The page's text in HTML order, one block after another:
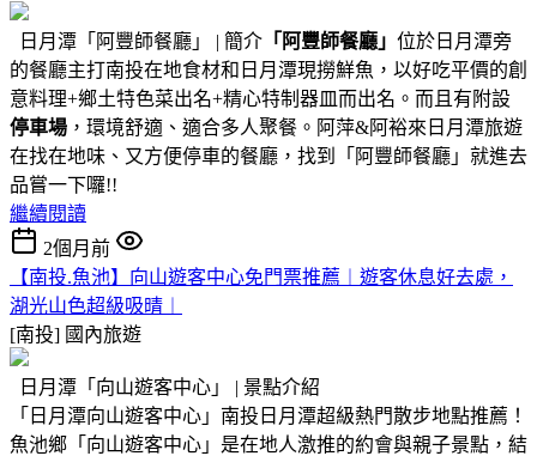
日月潭「阿豐師餐廳」 | 簡介 「阿豐師餐廳」 位於日月潭旁
的餐廳主打南投在地食材和日月潭現撈鮮魚，以好吃平價的創
意料理+鄉土特色菜出名+精心特制器皿而出名。而且有附設
停車場 ，環境舒適、適合多人聚餐。阿萍&阿裕來日月潭旅遊
在找在地味、又方便停車的餐廳，找到「阿豐師餐廳」就進去
品嘗一下囉!!
繼續閱讀
2個月前
【南投.魚池】向山遊客中心免門票推薦︱遊客休息好去處，
湖光山色超級吸晴︱
[南投] 國內旅遊
日月潭「向山遊客中心」 | 景點介紹
「日月潭向山遊客中心」南投日月潭超級熱門散步地點推薦！
魚池鄉「向山遊客中心」是在地人激推的約會與親子景點，結